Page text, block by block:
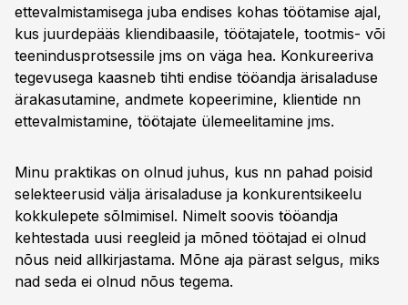
ettevalmistamisega juba endises kohas töötamise ajal,
kus juurdepääs kliendibaasile, töötajatele, tootmis- või
teenindusprotsessile jms on väga hea. Konkureeriva
tegevusega kaasneb tihti endise tööandja ärisaladuse
ärakasutamine, andmete kopeerimine, klientide nn
ettevalmistamine, töötajate ülemeelitamine jms.
Minu praktikas on olnud juhus, kus nn pahad poisid
selekteerusid välja ärisaladuse ja konkurentsikeelu
kokkulepete sõlmimisel. Nimelt soovis tööandja
kehtestada uusi reegleid ja mõned töötajad ei olnud
nõus neid allkirjastama. Mõne aja pärast selgus, miks
nad seda ei olnud nõus tegema.